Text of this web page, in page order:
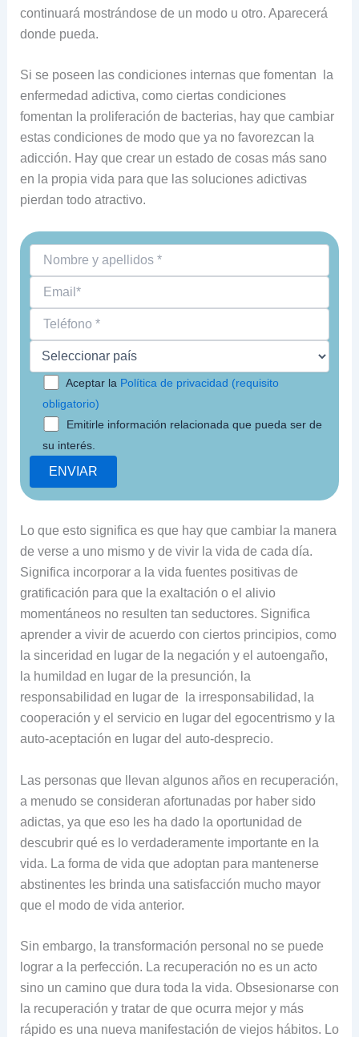
continuará mostrándose de un modo u otro. Aparecerá
donde pueda.
Si se poseen las condiciones internas que fomentan la
enfermedad adictiva, como ciertas condiciones
fomentan la proliferación de bacterias, hay que cambiar
estas condiciones de modo que ya no favorezcan la
adicción. Hay que crear un estado de cosas más sano
en la propia vida para que las soluciones adictivas
pierdan todo atractivo.
Aceptar la Política de privacidad (requisito
obligatorio)
Emitirle información relacionada que pueda ser de
su interés.
Lo que esto significa es que hay que cambiar la manera
de verse a uno mismo y de vivir la vida de cada día.
Significa incorporar a la vida fuentes positivas de
gratificación para que la exaltación o el alivio
momentáneos no resulten tan seductores. Significa
aprender a vivir de acuerdo con ciertos principios, como
la sinceridad en lugar de la negación y el autoengaño,
la humildad en lugar de la presunción, la
responsabilidad en lugar de la irresponsabilidad, la
cooperación y el servicio en lugar del egocentrismo y la
auto-aceptación en lugar del auto-desprecio.
Las personas que llevan algunos años en recuperación,
a menudo se consideran afortunadas por haber sido
adictas, ya que eso les ha dado la oportunidad de
descubrir qué es lo verdaderamente importante en la
vida. La forma de vida que adoptan para mantenerse
abstinentes les brinda una satisfacción mucho mayor
que el modo de vida anterior.
Sin embargo, la transformación personal no se puede
lograr a la perfección. La recuperación no es un acto
sino un camino que dura toda la vida. Obsesionarse con
la recuperación y tratar de que ocurra mejor y más
rápido es una nueva manifestación de viejos hábitos. Lo